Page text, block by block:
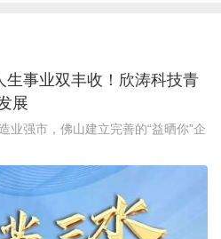
生事业双丰收！欣涛科技青
展
业强市，佛山建立完善的“益晒你”企